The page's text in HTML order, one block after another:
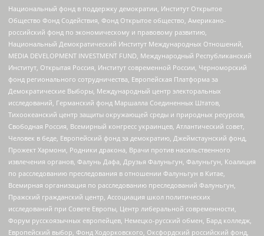
Национальный фонд в поддержку демократии, Институт Открытое
Общество Фонд Содействия, Фонд Открытое общество, Американо-
российский фонд по экономическому и правовому развитию,
Национальный Демократический Институт Международных Отношений,
MEDIA DEVELOPMENT INVESTMENT FUND, Международный Республиканский
Институт, Открытая Россия, Институт современной России, Черноморский
фонд регионального сотрудничества, Европейская Платформа за
Демократические Выборы, Международный центр электоральных
исследований, Германский фонд Маршалла Соединенных Штатов,
Тихоокеанский центр защиты окружающей среды и природных ресурсов,
Свободная Россия, Всемирный конгресс украинцев, Атлантический совет,
Человек в беде, Европейский фонд за демократию, Джеймстаунский фонд,
Прожект Хармони, Родники дракона, Врачи против насильственного
извлечения органов, Фалунь Дафа, Друзья Фалуньгун, Фалуньгун, Коалиция
по расследованию преследования в отношении Фалуньгун в Китае,
Всемирная организация по расследованию преследований Фалуньгун,
Пражский гражданский центр, Ассоциация школ политических
исследований при Совете Европы, Центр либеральной современности,
Форум русскоязычных европейцев, Немецко-русский обмен, Бард колледж,
Европейский выбор, Фонд Ходорковского, Оксфордский российский фонд,